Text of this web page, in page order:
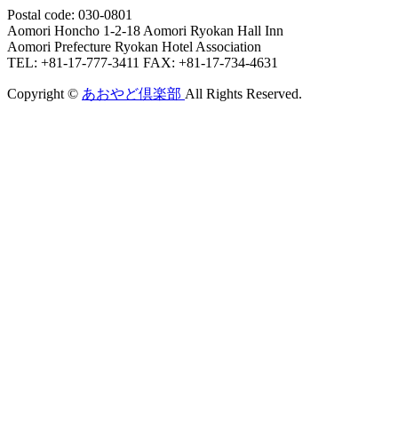
Postal code: 030-0801
Aomori Honcho 1-2-18 Aomori Ryokan Hall Inn
Aomori Prefecture Ryokan Hotel Association
TEL: +81-17-777-3411 FAX: +81-17-734-4631
Copyright © あおやど倶楽部 All Rights Reserved.